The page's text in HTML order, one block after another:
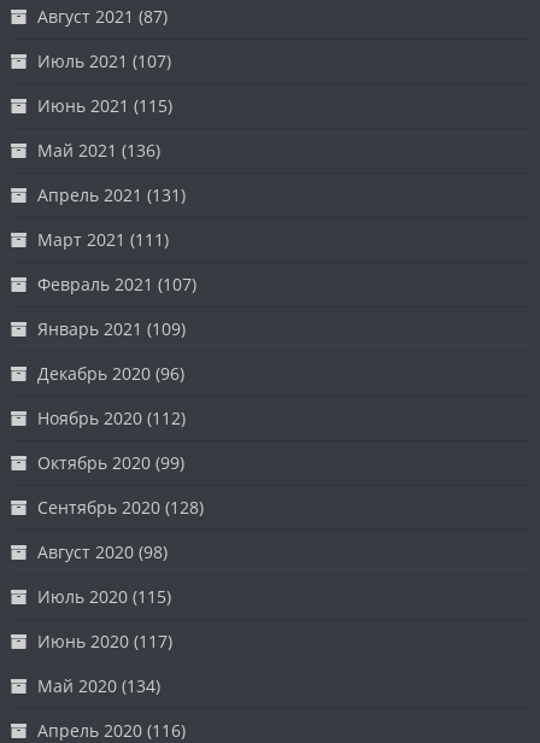
Август 2021 (87)
Июль 2021 (107)
Июнь 2021 (115)
Май 2021 (136)
Апрель 2021 (131)
Март 2021 (111)
Февраль 2021 (107)
Январь 2021 (109)
Декабрь 2020 (96)
Ноябрь 2020 (112)
Октябрь 2020 (99)
Сентябрь 2020 (128)
Август 2020 (98)
Июль 2020 (115)
Июнь 2020 (117)
Май 2020 (134)
Апрель 2020 (116)